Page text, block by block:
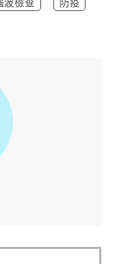
波檢查
防疫